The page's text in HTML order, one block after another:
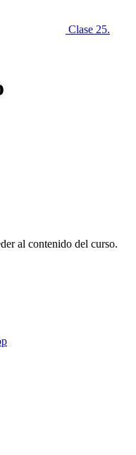
Clase 25.
al contenido del curso.